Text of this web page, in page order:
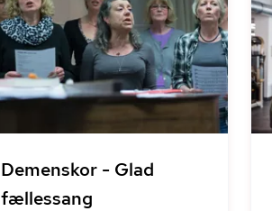
Demenskor - Glad
fællessang